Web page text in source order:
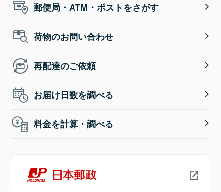
郵便局・ATM・ポストをさがす
荷物のお問い合わせ
再配達のご依頼
お届け日数を調べる
料金を計算・調べる